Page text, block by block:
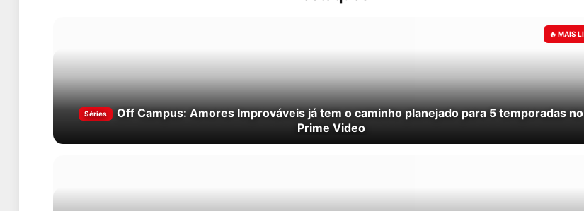
Séries
Off Campus: Amores Improváveis já tem o caminho planejado para 5 temporadas no
Prime Video